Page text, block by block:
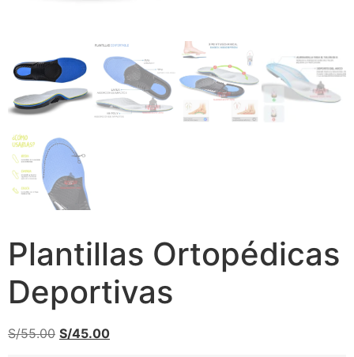
Plantillas Ortopédicas
Deportivas
S/55.00 S/45.00